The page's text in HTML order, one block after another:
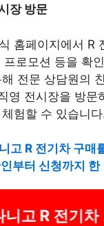
장 방문
홈페이지에서 R
프로모션 등을 확
전문 상담원의
영 전시장을 방문
험할 수 있습니
고 R 전기차 구매
부터 신청까지
니고 R 전기차